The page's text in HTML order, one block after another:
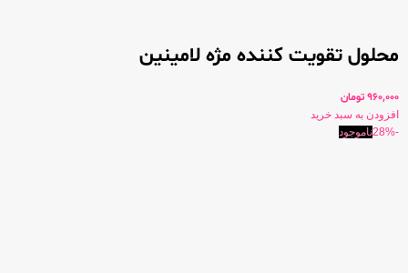
محلول تقویت کننده مژه لامینین
960,000تومان
افزودن به سبد خرید
-28%
ناموجود